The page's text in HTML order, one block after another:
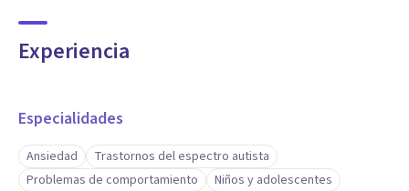
Experiencia
Especialidades
Ansiedad
Trastornos del espectro autista
Problemas de comportamiento
Niños y adolescentes